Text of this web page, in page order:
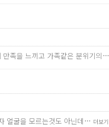
만족을 느끼고 가족같은 분위기의…
얼굴을 모르는것도 아닌데… 더보기